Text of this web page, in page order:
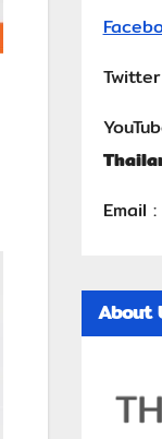
Twitter
Email :
About